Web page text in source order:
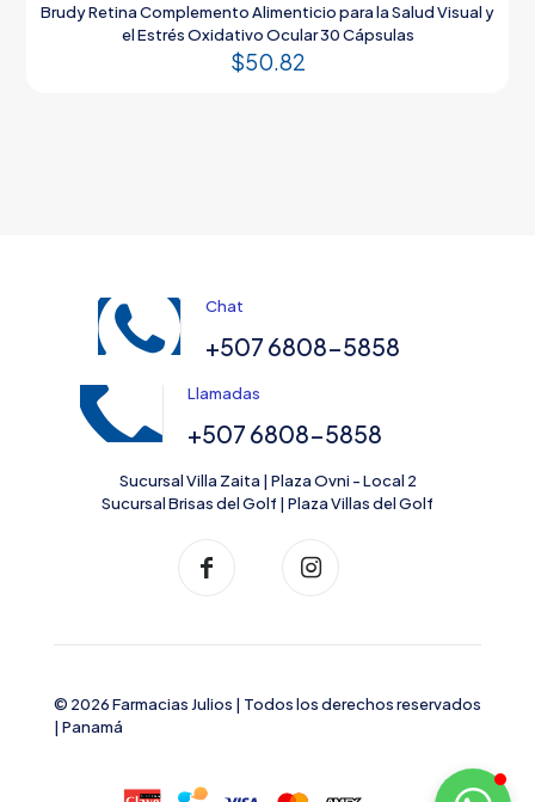
Brudy Retina Complemento Alimenticio para la Salud Visual y
el Estrés Oxidativo Ocular 30 Cápsulas
$50.82
Chat
+507 6808-5858
Llamadas
+507 6808-5858
Sucursal Villa Zaita | Plaza Ovni - Local 2
Sucursal Brisas del Golf | Plaza Villas del Golf
© 2026 Farmacias Julios | Todos los derechos reservados
| Panamá